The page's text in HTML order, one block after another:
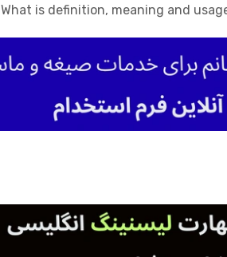
What is definition, meaning and